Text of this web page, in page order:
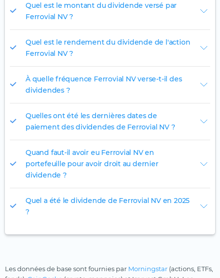
Quel est le montant du dividende versé par
Ferrovial NV ?
Quel est le rendement du dividende de l'action
Ferrovial NV ?
À quelle fréquence Ferrovial NV verse-t-il des
dividendes ?
Quelles ont été les dernières dates de
paiement des dividendes de Ferrovial NV ?
Quand faut-il avoir eu Ferrovial NV en
portefeuille pour avoir droit au dernier
dividende ?
Quel a été le dividende de Ferrovial NV en 2025
?
Les données de base sont fournies par Morningstar (actions, ETFs,